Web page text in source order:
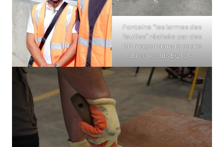
Fontaine “les larmes des
feuilles” réalisée par des
BP maçon dans le cadre
du concours EQIOM.